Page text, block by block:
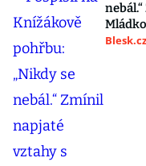
Blesk.cz